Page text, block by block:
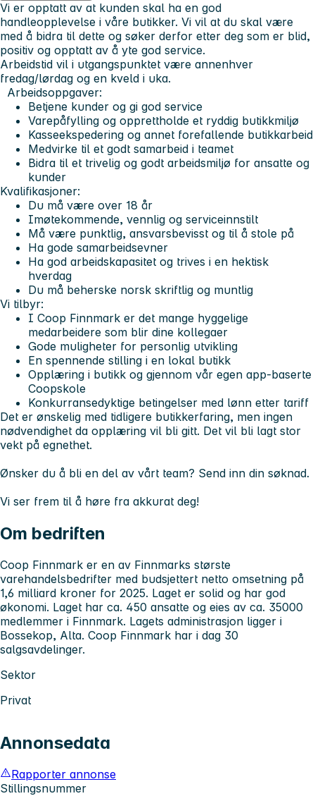
Vi er opptatt av at kunden skal ha en god
handleopplevelse i våre butikker. Vi vil at du skal være
med å bidra til dette og søker derfor etter deg som er blid,
positiv og opptatt av å yte god service.
Arbeidstid vil i utgangspunktet være annenhver
fredag/lørdag og en kveld i uka.
Arbeidsoppgaver:
Betjene kunder og gi god service
Varepåfylling og opprettholde et ryddig butikkmiljø
Kasseekspedering og annet forefallende butikkarbeid
Medvirke til et godt samarbeid i teamet
Bidra til et trivelig og godt arbeidsmiljø for ansatte og
kunder
Kvalifikasjoner:
Du må være over 18 år
Imøtekommende, vennlig og serviceinnstilt
Må være punktlig, ansvarsbevisst og til å stole på
Ha gode samarbeidsevner
Ha god arbeidskapasitet og trives i en hektisk
hverdag
Du må beherske norsk skriftlig og muntlig
Vi tilbyr:
I Coop Finnmark er det mange hyggelige
medarbeidere som blir dine kollegaer
Gode muligheter for personlig utvikling
En spennende stilling i en lokal butikk
Opplæring i butikk og gjennom vår egen app-baserte
Coopskole
Konkurransedyktige betingelser med lønn etter tariff
Det er ønskelig med tidligere butikkerfaring, men ingen
nødvendighet da opplæring vil bli gitt. Det vil bli lagt stor
vekt på egnethet.
Ønsker du å bli en del av vårt team? Send inn din søknad.
Vi ser frem til å høre fra akkurat deg!
Om bedriften
Coop Finnmark er en av Finnmarks største
varehandelsbedrifter med budsjettert netto omsetning på
1,6 milliard kroner for 2025. Laget er solid og har god
økonomi. Laget har ca. 450 ansatte og eies av ca. 35000
medlemmer i Finnmark. Lagets administrasjon ligger i
Bossekop, Alta. Coop Finnmark har i dag 30
salgsavdelinger.
Sektor
Privat
Annonsedata
Rapporter annonse
Stillingsnummer